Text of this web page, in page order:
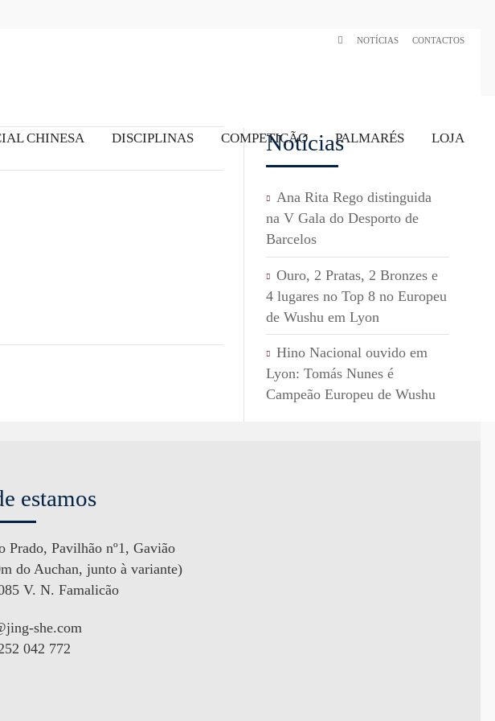
NOTÍCIAS CONTACTOS
CHINESA DISCIPLINAS COMPETIÇÃO PALMARÉS LOJA
Notícias
Ana Rita Rego distinguida
na V Gala do Desporto de
Barcelos
Ouro, 2 Pratas, 2 Bronzes e
4 lugares no Top 8 no Europeu
de Wushu em Lyon
Hino Nacional ouvido em
Lyon: Tomás Nunes é
Campeão Europeu de Wushu
estamos
Prado, Pavilhão nº1, Gavião
do Auchan, junto à variante)
V. N. Famalicão
she.com
042 772